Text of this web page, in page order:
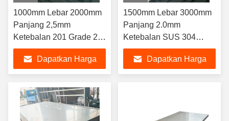
1000mm Lebar 2000mm
Panjang 2,5mm
Ketebalan 201 Grade 2b
Mill Surface Cold Rolled
Stainless Steel Metal
Sheet
Dapatkan Harga
1500mm Lebar 3000mm
Panjang 2.0mm
Ketebalan SUS 304
304L Cold Rolled 2b Mill
Surface Sheet stainless
steel
Dapatkan Harga